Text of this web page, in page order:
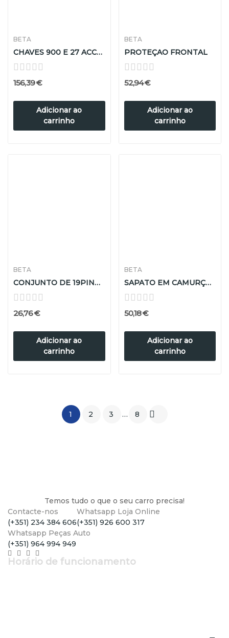
BETA
CHAVES 900 E 27 ACCESORIOS
156,39 €
Adicionar ao
carrinho
BETA
PROTEÇAO FRONTAL
52,94 €
Adicionar ao
carrinho
BETA
CONJUNTO DE 19PINOS 1366/KF
26,76 €
Adicionar ao
carrinho
BETA
SAPATO EM CAMURÇA 7212B - 42
50,18 €
Adicionar ao
carrinho
1 2 3 … 8 
Temos tudo o que o seu carro precisa!
Contacte-nos
(+351) 234 384 606
Whatsapp Loja Online
(+351) 926 600 317
Whatsapp Peças Auto
(+351) 964 994 949
Horário de funcionamento